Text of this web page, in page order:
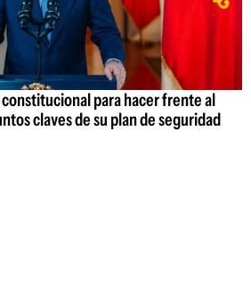
para hacer frente al
claves de su plan de seguridad